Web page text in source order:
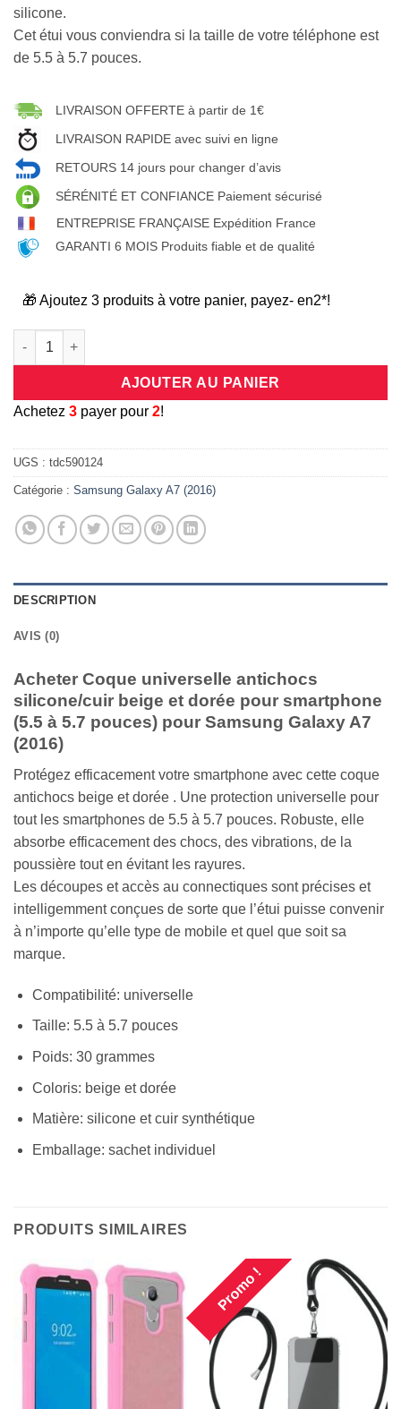
silicone.
Cet étui vous conviendra si la taille de votre téléphone est
de 5.5 à 5.7 pouces.
LIVRAISON OFFERTE à partir de 1€
LIVRAISON RAPIDE avec suivi en ligne
RETOURS 14 jours pour changer d’avis
SÉRÉNITÉ ET CONFIANCE Paiement sécurisé
ENTREPRISE FRANÇAISE Expédition France
GARANTI 6 MOIS Produits fiable et de qualité
🎁 Ajoutez 3 produits à votre panier, payez- en2*!
quantité de Coque universelle antichocs silicone/cuir beige et
AJOUTER AU PANIER
Achetez 3 payer pour 2!
UGS : tdc590124
Catégorie : Samsung Galaxy A7 (2016)
DESCRIPTION
AVIS (0)
Acheter Coque universelle antichocs
silicone/cuir beige et dorée pour smartphone
(5.5 à 5.7 pouces) pour Samsung Galaxy A7
(2016)
Protégez efficacement votre smartphone avec cette coque
antichocs beige et dorée . Une protection universelle pour
tout les smartphones de 5.5 à 5.7 pouces. Robuste, elle
absorbe efficacement des chocs, des vibrations, de la
poussière tout en évitant les rayures.
Les découpes et accès au connectiques sont précises et
intelligemment conçues de sorte que l’étui puisse convenir
à n’importe qu’elle type de mobile et quel que soit sa
marque.
Compatibilité: universelle
Taille: 5.5 à 5.7 pouces
Poids: 30 grammes
Coloris: beige et dorée
Matière: silicone et cuir synthétique
Emballage: sachet individuel
PRODUITS SIMILAIRES
Promo !